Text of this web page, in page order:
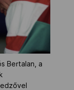
Bertalan, a